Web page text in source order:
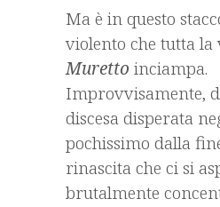
Ma è in questo
violento che tutta la
Muretto inciampa.
Improvvisamente,
discesa disperata
pochissimo dalla
rinascita che ci si
brutalmente